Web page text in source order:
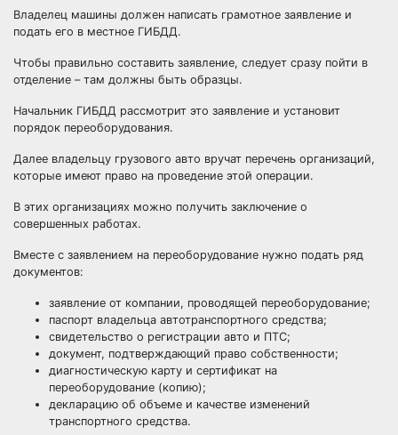
Владелец машины должен написать грамотное заявление и
подать его в местное ГИБДД.
Чтобы правильно составить заявление, следует сразу пойти в
отделение – там должны быть образцы.
Начальник ГИБДД рассмотрит это заявление и установит
порядок переоборудования.
Далее владельцу грузового авто вручат перечень организаций,
которые имеют право на проведение этой операции.
В этих организациях можно получить заключение о
совершенных работах.
Вместе с заявлением на переоборудование нужно подать ряд
документов:
заявление от компании, проводящей переоборудование;
паспорт владельца автотранспортного средства;
свидетельство о регистрации авто и ПТС;
документ, подтверждающий право собственности;
диагностическую карту и сертификат на
переоборудование (копию);
декларацию об объеме и качестве изменений
транспортного средства.